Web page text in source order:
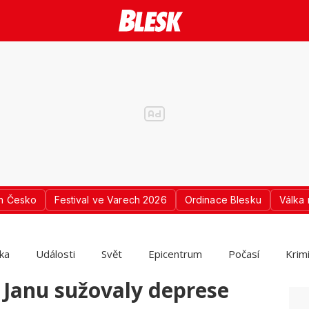
Česko Festival ve Varech 2026 Ordinace Blesku Válka
Události Svět Epicentrum Počasí
sužovaly deprese